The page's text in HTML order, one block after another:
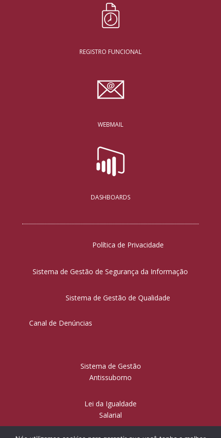
REGISTRO FUNCIONAL
WEBMAIL
DASHBOARDS
Política de Privacidade
Sistema de Gestão de Segurança da Informação
Sistema de Gestão de Qualidade
Canal de Denúncias
Sistema de Gestão
Antissuborno
Lei da Igualdade
Salarial